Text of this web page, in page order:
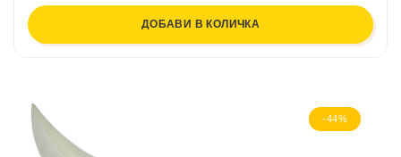
ДОБАВИ В КОЛИЧКА
-44%